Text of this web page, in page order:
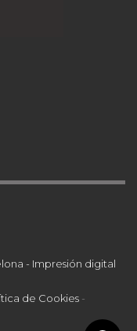
- Impresión digital
de Cookies -